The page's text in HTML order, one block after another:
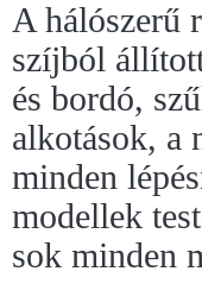
A hálószerű
szíjból
és bordó,
alkotások, a
minden
modellek
sok minden